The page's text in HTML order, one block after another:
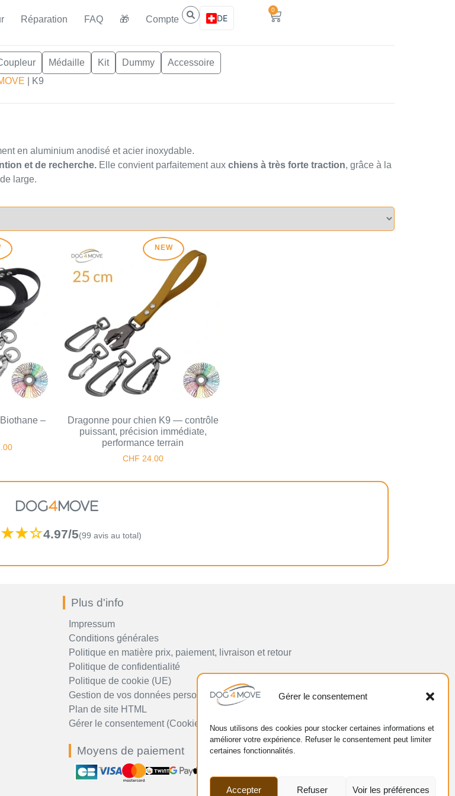
Gérer le consentement
Nous utilisons des cookies pour stocker certaines informations et
améliorer votre expérience. Refuser le consentement peut limiter
certaines fonctionnalités.
Accepter Refuser Voir les préférences
Réparation FAQ 🎁 Compte DE
0
Médaille Kit Dummy
Accessoire
K9
en aluminium anodisé et acier inoxydable.
et de recherche. Elle convient parfaitement aux chiens à très forte traction, grâce à la
large.
–
NEW
Dragonne pour chien K9 — contrôle
puissant, précision immédiate,
performance terrain
CHF 24.00
DOG4MOVE
4.97/5(99 avis au total)
Plus d'info
Impressum
Conditions générales
Politique en matière prix, paiement, livraison et retour
Politique de confidentialité
Politique de cookie (UE)
Gestion de vos données personnelles
Plan de site HTML
Gérer le consentement (Cookie)
Moyens de paiement